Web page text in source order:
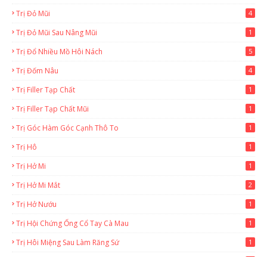
Trị Đỏ Mũi 4
Trị Đỏ Mũi Sau Nâng Mũi 1
Trị Đổ Nhiều Mồ Hôi Nách 5
Trị Đốm Nâu 4
Trị Filler Tạp Chất 1
Trị Filler Tạp Chất Mũi 1
Trị Góc Hàm Góc Cạnh Thô To 1
Trị Hô 1
Trị Hở Mi 1
Trị Hở Mi Mắt 2
Trị Hở Nướu 1
Trị Hội Chứng Ống Cổ Tay Cà Mau 1
Trị Hôi Miệng Sau Làm Răng Sứ 1